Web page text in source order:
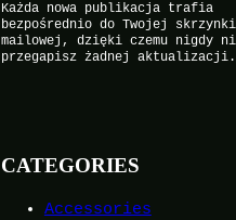
Każda nowa publikacja trafia
bezpośrednio do Twojej skrzynki
mailowej, dzięki czemu nigdy
przegapisz żadnej aktualizacji.
CATEGORIES
Accessories